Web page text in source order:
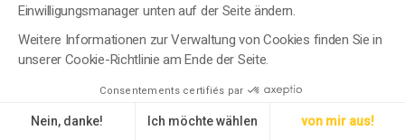
Einwilligungsmanager unten auf der Seite ändern.
Weitere Informationen zur Verwaltung von Cookies finden Sie in
unserer Cookie-Richtlinie am Ende der Seite.
Consentements certifiés par
Nein, danke! Ich möchte wählen von mir aus!
IT-SYSTEME & CLOUD · DATEN & KI · MARKETING &
Modernisierung digitaler Ökosysteme,
Erschließung des Wertes von Daten und
Einsatz von KI-Lösungen, die die Leistung
und Entscheidungsfindung verbessern.